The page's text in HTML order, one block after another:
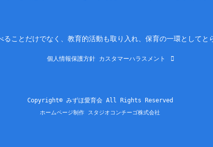
ることだけでなく、教育的活動も取り入れ、保育の一環としてと
個人情報保護方針 カスタマーハラスメント
Copyright© みずほ愛育会 All Rights Reserved
ホームページ制作 スタジオコンチーゴ株式会社